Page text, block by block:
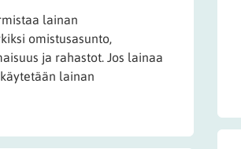
lainan
omistusasunto,
ja rahastot. Jos lainaa
lainan